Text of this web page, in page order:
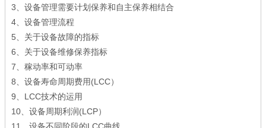
3、设备管理需要计划保养和自主保养相结合
4、设备管理流程
5、关于设备故障的指标
6、关于设备维修保养指标
7、稼动率和可动率
8、设备寿命周期费用(LCC）
9、LCC技术的运用
10、设备周期利润(LCP）